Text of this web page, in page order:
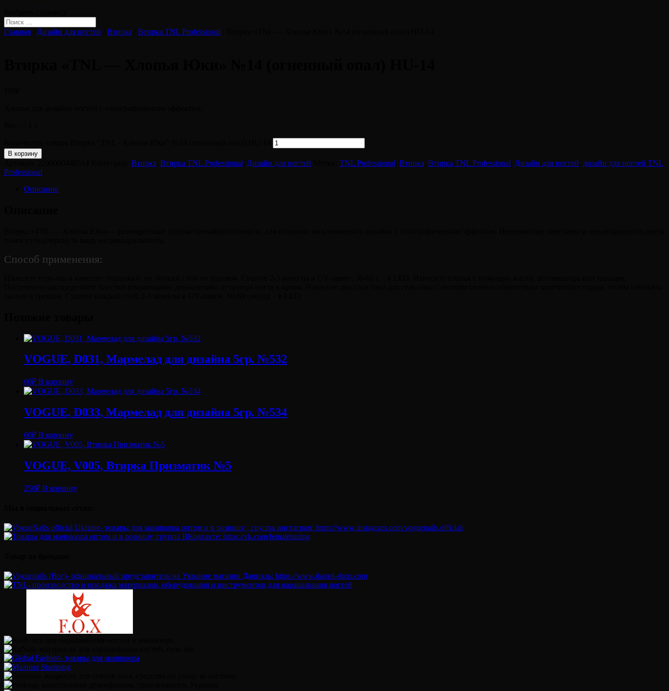
Главная Дизайн для ногтей Втирка Втирка TNL Professional
В корзину
Втирка Втирка TNL Professional Дизайн для ногтей TNL Professional Втирка Втирка TNL Professional Дизайн для ногтей дизайн для ногтей TNL
Professional
Описание
Способ применения:
VOGUE, D031, Мармелад для дизайна 5гр. №532
60₽ В корзину
VOGUE, D033, Мармелад для дизайна 5гр. №534
60₽ В корзину
VOGUE, V005, Втирка Призматик №5
250₽ В корзину